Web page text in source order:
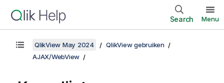
Search Menu
QlikView May 2024
QlikView gebruiken
AJAX/WebView